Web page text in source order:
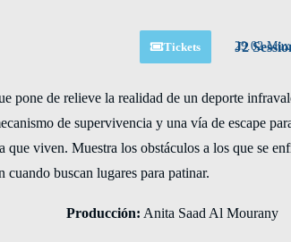
Tickets J2
29.02
pone de relieve la realidad de un deporte
de supervivencia y una vía de escape
que viven. Muestra los obstáculos a los que se
buscan lugares para patinar.
Producción: Anita Saad Al Mourany